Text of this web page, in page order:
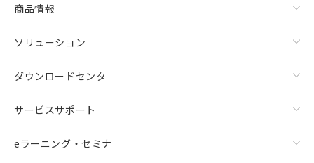
商品情報
ソリューション
ダウンロードセンタ
サービスサポート
eラーニング・セミナ